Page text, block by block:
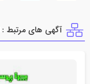
آگهی های مرتبط :